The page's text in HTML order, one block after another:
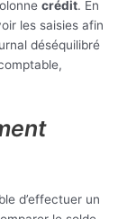
crédit. En
les saisies afin
déséquilibré
d’effectuer un